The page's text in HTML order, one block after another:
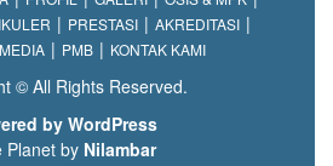
PRESTASI
AKREDITASI
PMB KONTAK KAMI
© All Rights Reserved.
by WordPress
Planet by Nilambar